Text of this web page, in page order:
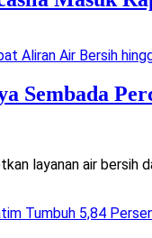
Sembada
layanan air